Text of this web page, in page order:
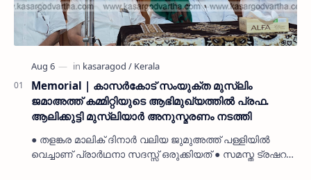
Memorial | കാസർകോട് സംയുക്ത മുസ്ലിം
ജമാഅത്ത് കമ്മിറ്റിയുടെ ആഭിമുഖ്യത്തിൽ പ്രഫ.
ആലിക്കുട്ടി മുസ്ലിയാർ അനുസ്മരണം നടത്തി
● തളങ്കര മാലിക് ദിനാർ വലിയ ജുമുഅത്ത് പള്ളിയിൽ
വെച്ചാണ് പ്രാർഥനാ സദസ്സ് ഒരുക്കിയത് ● സമസ്ത ട്രഷറർ